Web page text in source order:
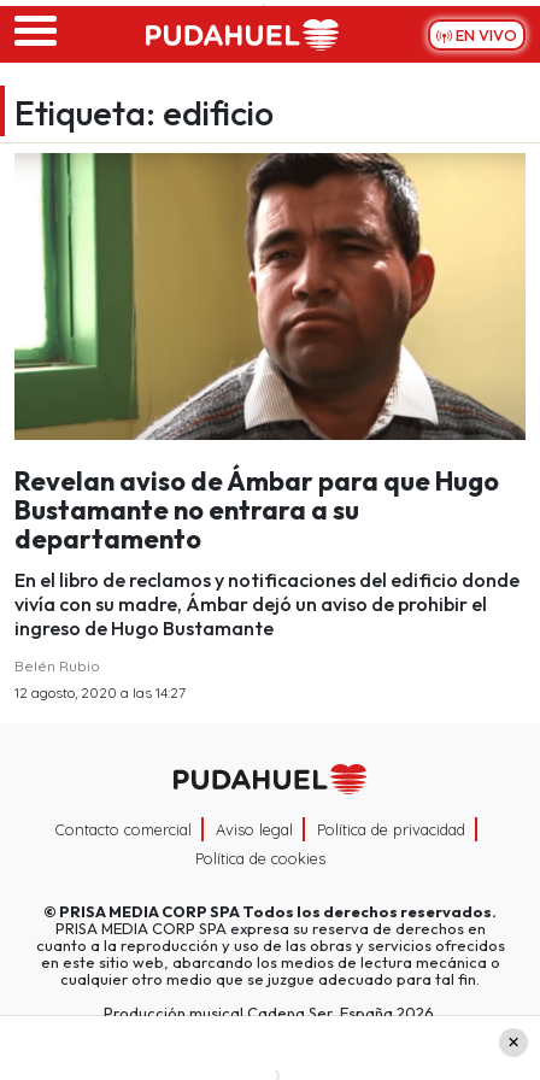
Skip to main content
EN VIVO
Etiqueta: edificio
Revelan aviso de Ámbar para que Hugo
Bustamante no entrara a su
departamento
En el libro de reclamos y notificaciones del edificio donde
vivía con su madre, Ámbar dejó un aviso de prohibir el
ingreso de Hugo Bustamante
Belén Rubio
12 agosto, 2020 a las 14:27
Contacto comercial Aviso legal
Política de privacidad
Política de cookies
© PRISA MEDIA CORP SPATodos los derechos reservados.
PRISA MEDIA CORP SPA expresa su reserva de derechos en
cuanto a la reproducción y uso de las obras y servicios ofrecidos
en este sitio web, abarcando los medios de lectura mecánica o
cualquier otro medio que se juzgue adecuado para tal fin.
Producción musical Cadena Ser, España 2026.